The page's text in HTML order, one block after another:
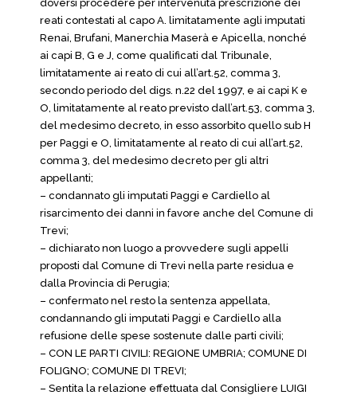
doversi procedere per intervenuta prescrizione dei
reati contestati al capo A. limitatamente agli imputati
Renai, Brufani, Manerchia Maserà e Apicella, nonché
ai capi B, G e J, come qualificati dal Tribunale,
limitatamente ai reato di cui all’art.52, comma 3,
secondo periodo del digs. n.22 del 1997, e ai capi K e
O, limitatamente al reato previsto dall’art.53, comma 3,
del medesimo decreto, in esso assorbito quello sub H
per Paggi e O, limitatamente al reato di cui all’art.52,
comma 3, del medesimo decreto per gli altri
appellanti;
– condannato gli imputati Paggi e Cardiello al
risarcimento dei danni in favore anche del Comune di
Trevi;
– dichiarato non luogo a provvedere sugli appelli
proposti dal Comune di Trevi nella parte residua e
dalla Provincia di Perugia;
– confermato nel resto la sentenza appellata,
condannando gli imputati Paggi e Cardiello alla
refusione delle spese sostenute dalle parti civili;
– CON LE PARTI CIVILI: REGIONE UMBRIA; COMUNE DI
FOLIGNO; COMUNE DI TREVI;
– Sentita la relazione effettuata dal Consigliere LUIGI